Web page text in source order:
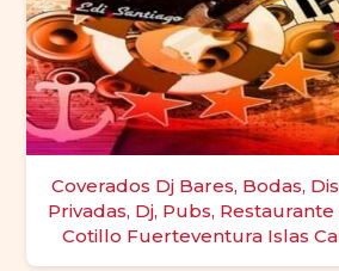
Coverados Dj Bares, Bodas,
Privadas, Dj, Pubs,
Cotillo Fuerteventura Islas